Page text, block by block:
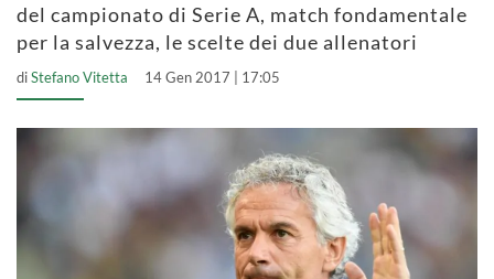
del campionato di Serie A, match fondamentale
per la salvezza, le scelte dei due allenatori
diStefano Vitetta 14 Gen 2017 | 17:05